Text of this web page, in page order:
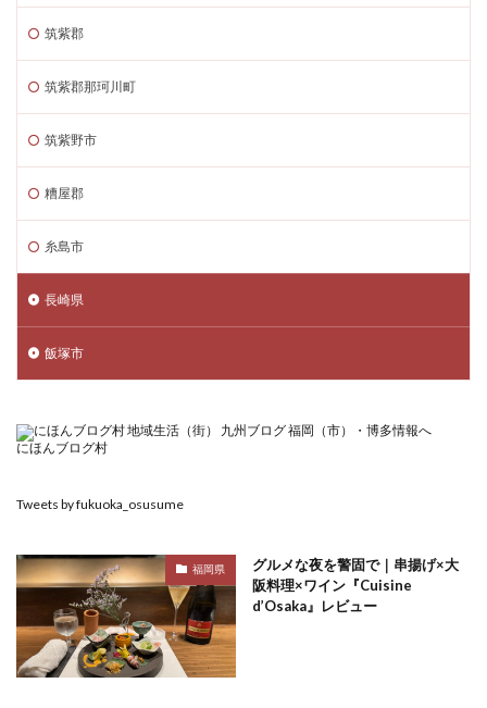
筑紫郡
筑紫郡那珂川町
筑紫野市
糟屋郡
糸島市
長崎県
飯塚市
にほんブログ村
Tweets by fukuoka_osusume
福岡県
グルメな夜を警固で｜串揚げ×大
阪料理×ワイン『Cuisine
d’Osaka』レビュー